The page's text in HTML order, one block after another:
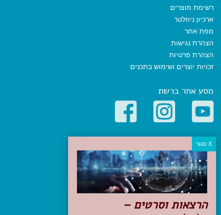
רשימת מוצרים
ארכיון ניוזלטר
מפת אתר
הצהרת נגישות
הצהרת פרטיות
זכויות יוצרים ושימוש בתכנים
מסע אחר ברשת
קטגוריות פופולריות
יעדים
טיולים בישראל
מלונות בוטיק בישראל
טיפים והמלצות
הכנות לנסיעה
הרצאות וסרטים –